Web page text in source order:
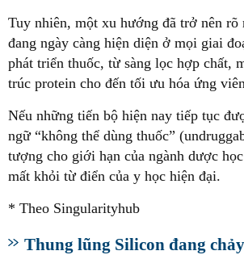
Tuy nhiên, một xu hướng đã trở nên rõ
đang ngày càng hiện diện ở mọi giai
phát triển thuốc, từ sàng lọc hợp chất,
trúc protein cho đến tối ưu hóa ứng
Nếu những tiến bộ hiện nay tiếp tục
ngữ “không thể dùng thuốc”
tượng cho giới hạn của ngành dược
mất khỏi từ điển của y học hiện đại.
* Theo Singularityhub
Thung lũng Silicon đang